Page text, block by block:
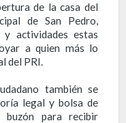
de la casa del
de San Pedro,
actividades estas
a quien más lo
del PRI.
también se
legal y bolsa de
buzón para recibir